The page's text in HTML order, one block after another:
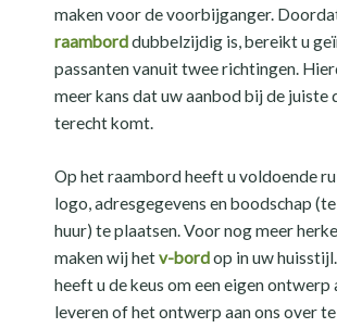
maken voor de voorbijganger.
raamborddubbelzijdig is, bereikt u
passanten vanuit twee richtingen.
meer kans dat uw aanbod bij de juiste
terecht komt.
Op het raambord heeft u voldoende
logo, adresgegevens en boodschap
huur) te plaatsen. Voor nog meer
maken wij hetv-bordop in uw
heeft u de keus om een eigen ontwerp
leveren of het ontwerp aan ons over